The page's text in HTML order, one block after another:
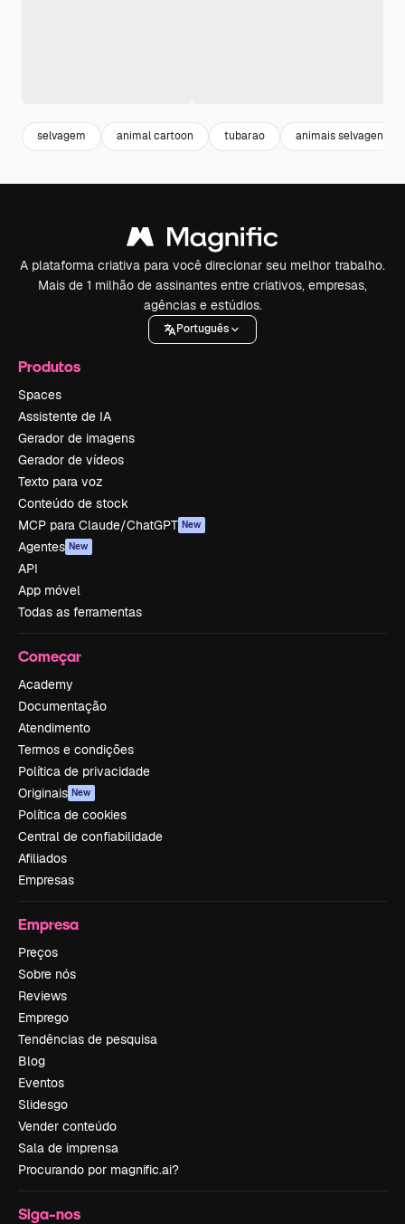
selvagem animal cartoon tubarao animais selvagens
A plataforma criativa para você direcionar seu melhor trabalho.
Mais de 1 milhão de assinantes entre criativos, empresas,
agências e estúdios.
Português
Produtos
Spaces
Assistente de IA
Gerador de imagens
Gerador de vídeos
Texto para voz
Conteúdo de stock
MCP para Claude/ChatGPT New
Agentes New
API
App móvel
Todas as ferramentas
Começar
Academy
Documentação
Atendimento
Termos e condições
Política de privacidade
Originais New
Política de cookies
Central de confiabilidade
Afiliados
Empresas
Empresa
Preços
Sobre nós
Reviews
Emprego
Tendências de pesquisa
Blog
Eventos
Slidesgo
Vender conteúdo
Sala de imprensa
Procurando por magnific.ai?
Siga-nos